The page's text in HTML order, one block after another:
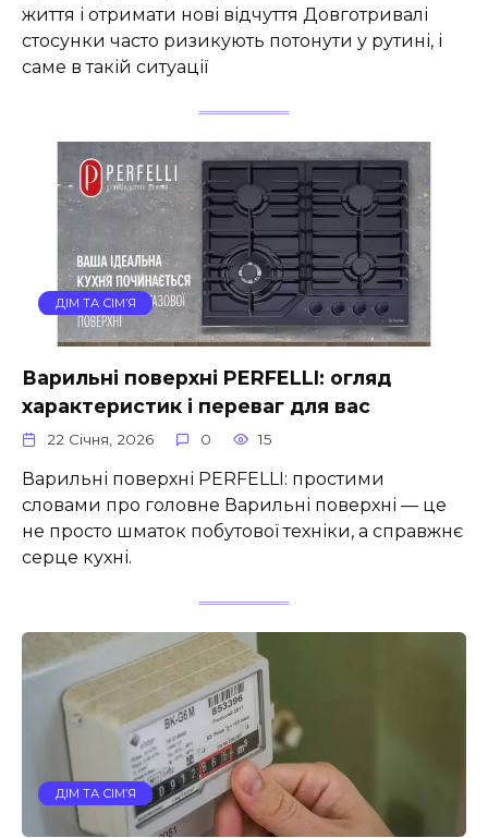
життя і отримати нові відчуття Довготривалі
стосунки часто ризикують потонути у рутині, і
саме в такій ситуації
ДІМ ТА СІМ’Я
Варильні поверхні PERFELLI: огляд
характеристик і переваг для вас
22 Січня, 2026 0 15
Варильні поверхні PERFELLI: простими
словами про головне Варильні поверхні — це
не просто шматок побутової техніки, а справжнє
серце кухні.
ДІМ ТА СІМ’Я